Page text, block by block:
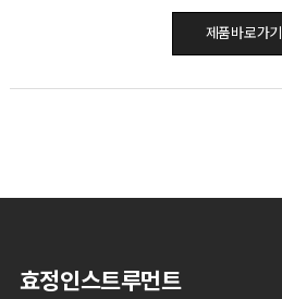
제품바로가기
효정인스트루먼트